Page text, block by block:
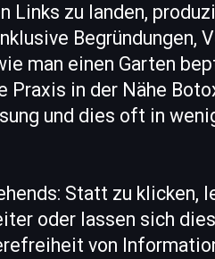
Links zu landen,
Begründungen,
man einen Garten
Praxis in der Nähe
und dies oft in
Statt zu klicken,
oder lassen sich
von